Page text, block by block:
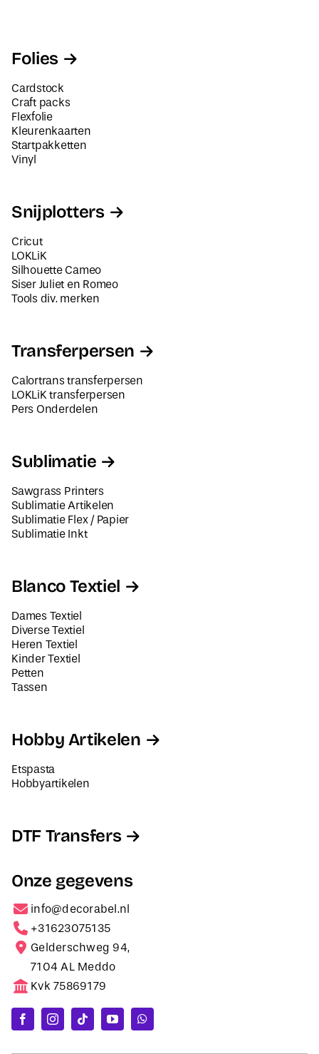
Folies
Cardstock
Craft packs
Flexfolie
Kleurenkaarten
Startpakketten
Vinyl
Snijplotters
Cricut
LOKLiK
Silhouette Cameo
Siser Juliet en Romeo
Tools div. merken
Transferpersen
Calortrans transferpersen
LOKLiK transferpersen
Pers Onderdelen
Sublimatie
Sawgrass Printers
Sublimatie Artikelen
Sublimatie Flex / Papier
Sublimatie Inkt
Blanco Textiel
Dames Textiel
Diverse Textiel
Heren Textiel
Kinder Textiel
Petten
Tassen
Hobby Artikelen
Etspasta
Hobbyartikelen
DTF Transfers
Onze gegevens
info@decorabel.nl
+31623075135
Gelderschweg 94,
7104 AL Meddo
Kvk 75869179